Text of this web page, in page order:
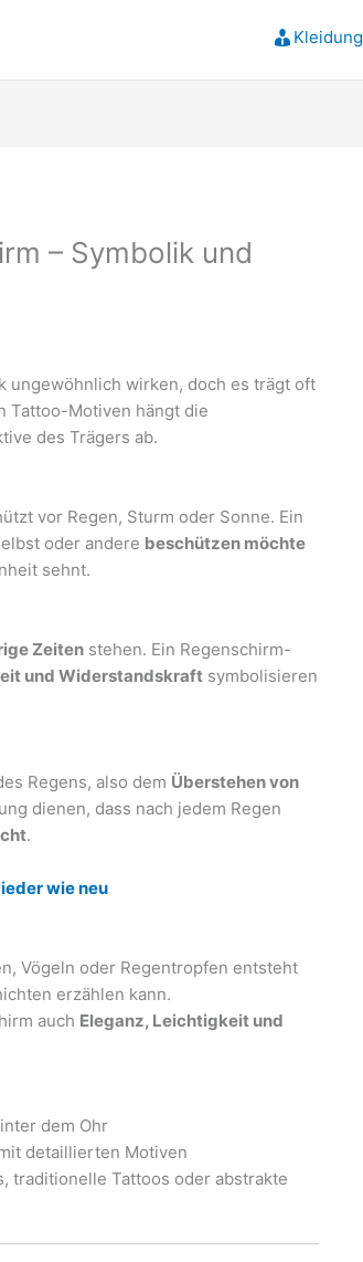
Kleidung
– Symbolik und
ungewöhnlich wirken, doch es trägt oft
Tattoo-Motiven hängt die
des Trägers ab.
vor Regen, Sturm oder Sonne. Ein
oder andere beschützen möchte
sehnt.
Zeiten stehen. Ein Regenschirm-
und Widerstandskraft symbolisieren
Regens, also dem Überstehen von
dienen, dass nach jedem Regen
.
wie neu
Vögeln oder Regentropfen entsteht
erzählen kann.
auch Eleganz, Leichtigkeit und
dem Ohr
detaillierten Motiven
traditionelle Tattoos oder abstrakte